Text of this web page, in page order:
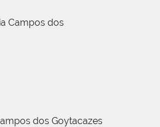
Campos dos
dos Goytacazes